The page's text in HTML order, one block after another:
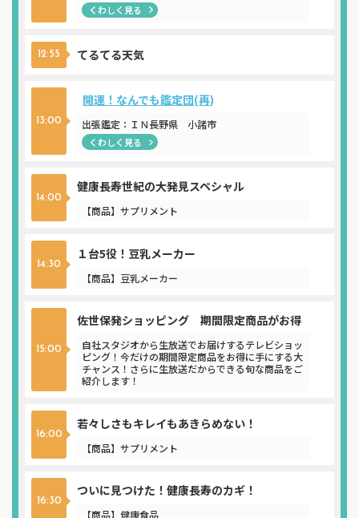
くわしく見る
12:55 てるてる天気
13:00
開運！なんでも鑑定団(再)
出張鑑定：ＩＮ長野県 小諸市
くわしく見る
14:00
健康長寿世紀の大発見スペシャル
【商品】サプリメント
14:30
１台5役！豆乳メーカー
【商品】豆乳メーカー
15:00
佐世保発ショッピング 期間限定商品がお得
自社スタジオから生放送でお届けするテレビショッ
ピング！今だけの期間限定商品をお得に手にする大
チャンス！さらに生放送だからできる旬な商品をご
紹介します！
16:00
若々しさもキレイもあきらめない！
【商品】サプリメント
16:30
ついに見つけた！健康長寿のカギ！
【商品】健康食品